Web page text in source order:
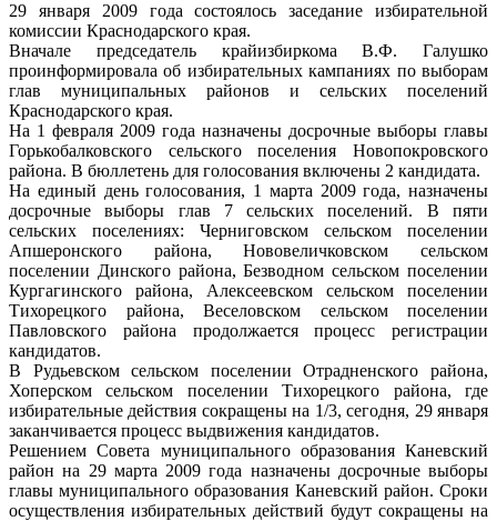
29 января 2009 года состоялось заседание избирательной
комиссии Краснодарского края.
Вначале председатель крайизбиркома В.Ф. Галушко
проинформировала об избирательных кампаниях по выборам
глав муниципальных районов и сельских поселений
Краснодарского края.
На 1 февраля 2009 года назначены досрочные выборы главы
Горькобалковского сельского поселения Новопокровского
района. В бюллетень для голосования включены 2 кандидата.
На единый день голосования, 1 марта 2009 года, назначены
досрочные выборы глав 7 сельских поселений. В пяти
сельских поселениях: Черниговском сельском поселении
Апшеронского района, Нововеличковском сельском
поселении Динского района, Безводном сельском поселении
Кургагинского района, Алексеевском сельском поселении
Тихорецкого района, Веселовском сельском поселении
Павловского района продолжается процесс регистрации
кандидатов.
В Рудьевском сельском поселении Отрадненского района,
Хоперском сельском поселении Тихорецкого района, где
избирательные действия сокращены на 1/3, сегодня, 29 января
заканчивается процесс выдвижения кандидатов.
Решением Совета муниципального образования Каневский
район на 29 марта 2009 года назначены досрочные выборы
главы муниципального образования Каневский район. Сроки
осуществления избирательных действий будут сокращены на